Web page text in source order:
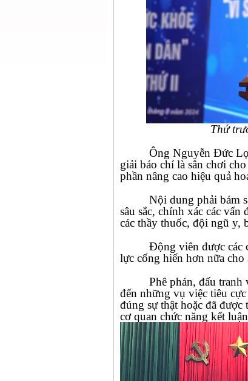
Thứ
Ông Nguyễn Đức
giải báo chí là sân chơi
phần nâng cao hiệu quả
Nội dung phải bám
sâu sắc, chính xác các
các thầy thuốc, đội ngũ y,
Động viên được các
lực cống hiến hơn nữa cho
Phê phán, đấu
đến những vụ việc tiêu
đúng sự thật hoặc đã được
cơ quan chức năng kết